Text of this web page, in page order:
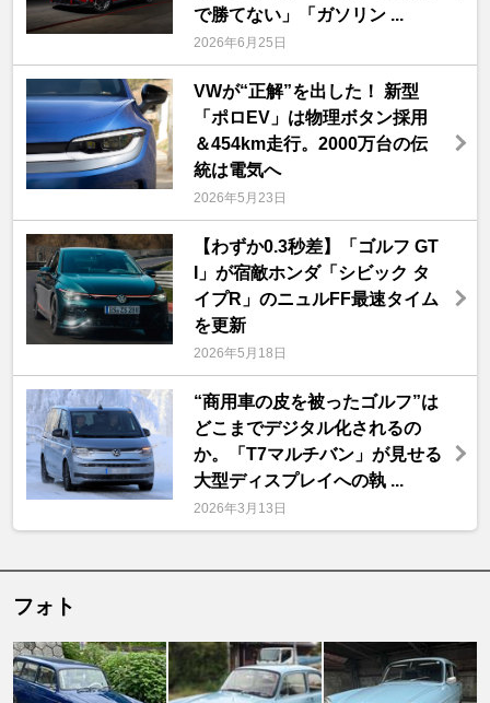
で勝てない」「ガソリン ...
2026年6月25日
VWが“正解”を出した！ 新型
「ポロEV」は物理ボタン採用
＆454km走行。2000万台の伝
統は電気へ
2026年5月23日
【わずか0.3秒差】「ゴルフ GT
I」が宿敵ホンダ「シビック タ
イプR」のニュルFF最速タイム
を更新
2026年5月18日
“商用車の皮を被ったゴルフ”は
どこまでデジタル化されるの
か。「T7マルチバン」が見せる
大型ディスプレイへの執 ...
2026年3月13日
フォト